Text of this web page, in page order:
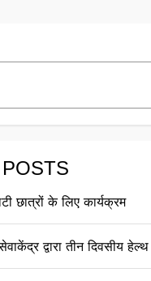
छात्रों के लिए कार्यक्रम
द्वारा तीन दिवसीय